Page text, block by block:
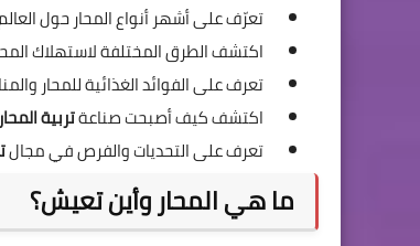
تعرّف على أشهر أنواع المحار حول
اكتشف الطرق المختلفة لاستهلاك
تعرف على الفوائد الغذائية للمحار
اكتشف كيف أصبحت صناعةتربية المحار
تعرف على التحديات والفرص في مجال
ما هي المحار وأين تعيش؟